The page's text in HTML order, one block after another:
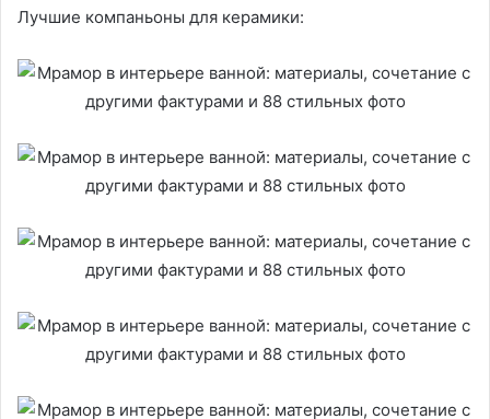
Лучшие компаньоны для керамики: